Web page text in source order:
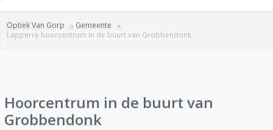
Optiek Van Gorp
Gemeente
Lapperre hoorcentrum in de buurt van Grobbendonk
Hoorcentrum in de buurt van
Grobbendonk